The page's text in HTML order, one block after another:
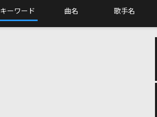
キーワード 曲名 歌手名